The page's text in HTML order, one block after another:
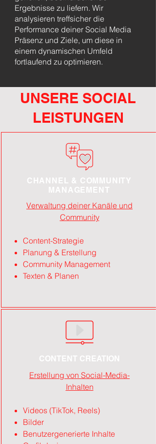
Ergebnisse zu liefern. Wir
analysieren treffsicher die
Performance deiner Social Media
Präsenz und Ziele, um diese in
einem dynamischen Umfeld
fortlaufend zu optimieren.
UNSERE SOCIAL
LEISTUNGEN
CHANNEL & COMMUNITY
MANAGEMENT
Verwaltung deiner Kanäle und
Community
Content-Strategie
Planung & Erstellung
Community Management
Texten & Planen
CONTENT CREATION
Erstellung von Social-Media-
Inhalten
Videos (TikTok, Reels)
Bilder
Benutzergenerierte Inhalte